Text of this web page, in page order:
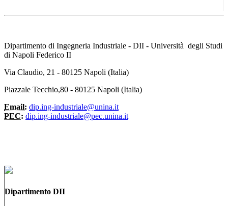
Dipartimento di Ingegneria Industriale - DII - Università degli Studi
di Napoli Federico II
Via Claudio, 21 - 80125 Napoli (Italia)
Piazzale Tecchio,80 - 80125 Napoli (Italia)
Email: dip.ing-industriale@unina.it
PEC: dip.ing-industriale@pec.unina.it
Dipartimento DII